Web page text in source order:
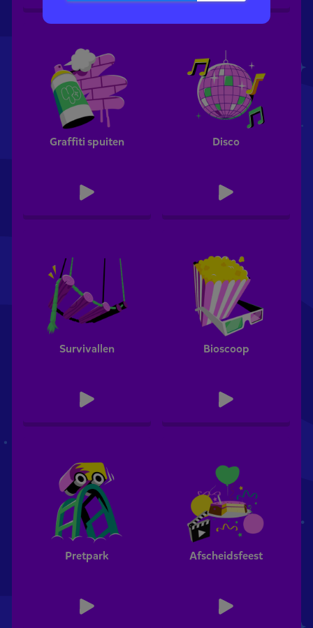
Graffiti spuiten Disco
Survivallen Bioscoop
Pretpark Afscheidsfeest